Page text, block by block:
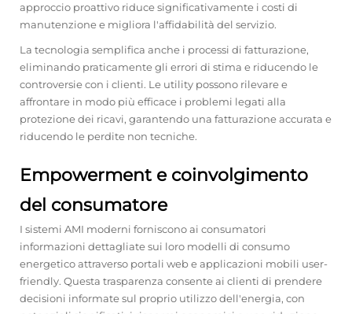
approccio proattivo riduce significativamente i costi di
manutenzione e migliora l'affidabilità del servizio.
La tecnologia semplifica anche i processi di fatturazione,
eliminando praticamente gli errori di stima e riducendo le
controversie con i clienti. Le utility possono rilevare e
affrontare in modo più efficace i problemi legati alla
protezione dei ricavi, garantendo una fatturazione accurata e
riducendo le perdite non tecniche.
Empowerment e coinvolgimento
del consumatore
I sistemi AMI moderni forniscono ai consumatori
informazioni dettagliate sui loro modelli di consumo
energetico attraverso portali web e applicazioni mobili user-
friendly. Questa trasparenza consente ai clienti di prendere
decisioni informate sul proprio utilizzo dell'energia, con